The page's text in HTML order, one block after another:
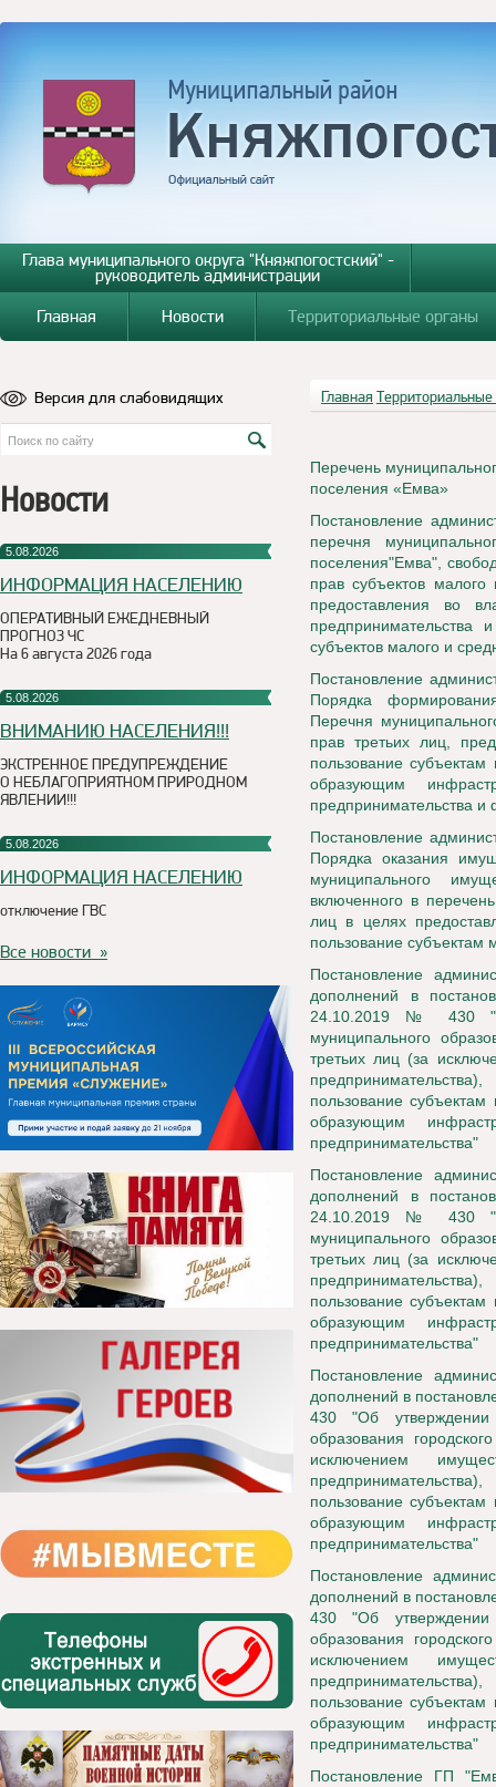
Глава муниципального округа "Княжпогостский" -
руководитель администрации
Главная
Новости Территориальные органы
Версия для слабовидящих
Новости
5.08.2026
ИНФОРМАЦИЯ НАСЕЛЕНИЮ
ОПЕРАТИВНЫЙ ЕЖЕДНЕВНЫЙ
ПРОГНОЗ ЧС
На 6 августа 2026 года
5.08.2026
ВНИМАНИЮ НАСЕЛЕНИЯ!!!
ЭКСТРЕННОЕ ПРЕДУПРЕЖДЕНИЕ
О НЕБЛАГОПРИЯТНОМ ПРИРОДНОМ
ЯВЛЕНИИ!!!
5.08.2026
ИНФОРМАЦИЯ НАСЕЛЕНИЮ
отключение ГВС
Все новости »
Главная
Перечень
поселения «Емва»
Постановление
перечня
поселения"Емва",
прав субъектов малого
предоставления во
предпринимательства
субъектов малого и
Постановление
Порядка
Перечня
прав третьих лиц,
пользование
образующим
предпринимательства
Постановление
Порядка оказания
муниципального
включенного в
лиц в целях
пользование субъектам
Постановление
дополнений в
24.10.2019 № 430 "Об
муниципального
третьих лиц (за
пользование
образующим
предпринимательства"
Постановление
дополнений в
24.10.2019 № 430 "Об
муниципального
третьих лиц (за
пользование
образующим
предпринимательства"
Постановление
дополнений в
430 "Об утверждении
образования
исключением
пользование
образующим
предпринимательства"
Постановление
дополнений в
430 "Об утверждении
образования
исключением
пользование
образующим
предпринимательства"
Постановление ГП